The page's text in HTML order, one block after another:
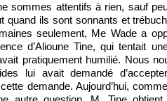
sommes attentifs à rien, sauf
quand ils sont sonnants et
seulement, Me Wade a
d’Alioune Tine, qui tentait
pratiquement humilié. Nous
lui avait demandé
demande. Aujourd’hui,